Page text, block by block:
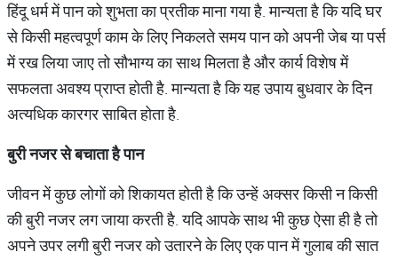
हिंदू धर्म में पान को शुभता का प्रतीक माना गया है. मान्यता है कि यदि घर
से किसी महत्वपूर्ण काम के लिए निकलते समय पान को अपनी जेब या पर्स
में रख लिया जाए तो सौभाग्य का साथ मिलता है और कार्य विशेष में
सफलता अवश्य प्राप्त होती है. मान्यता है कि यह उपाय बुधवार के दिन
अत्यधिक कारगर साबित होता है.
बुरी नजर से बचाता है पान
जीवन में कुछ लोगाें को शिकायत होती है कि उन्हें अक्सर किसी न किसी
की बुरी नजर लग जाया करती है. यदि आपके साथ भी कुछ ऐसा ही है तो
अपने उपर लगी बुरी नजर को उतारने के लिए एक पान में गुलाब की सात